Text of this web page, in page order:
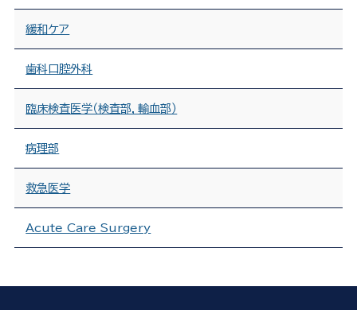
緩和ケア
歯科口腔外科
臨床検査医学（検査部，輸血部）
病理部
救急医学
Acute Care Surgery